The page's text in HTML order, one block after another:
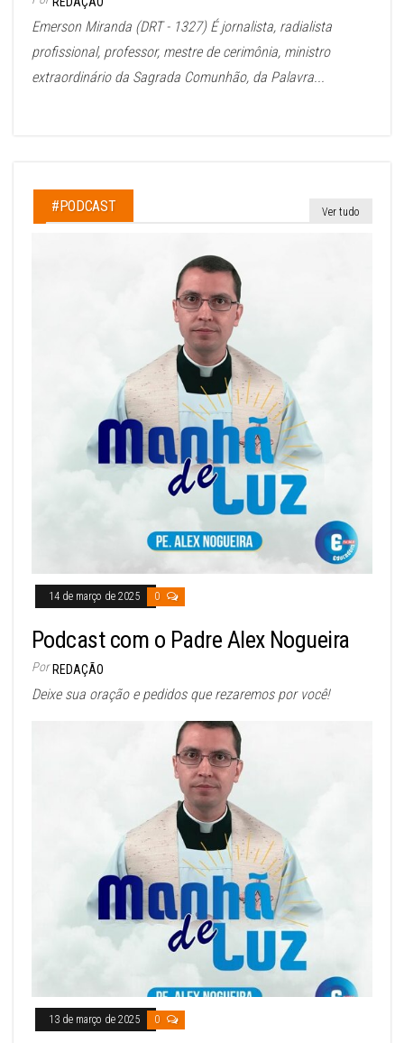
Emerson Miranda (DRT - 1327) É jornalista, radialista
profissional, professor, mestre de cerimônia, ministro
extraordinário da Sagrada Comunhão, da Palavra...
#PODCAST Ver tudo
14 de março de 2025 0
Podcast com o Padre Alex Nogueira
Por REDAÇÃO
Deixe sua oração e pedidos que rezaremos por você!
13 de março de 2025 0